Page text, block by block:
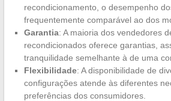
recondicionamento, o desempenho
frequentemente comparável ao dos
Garantia: A maioria dos vendedores
recondicionados oferece garantias,
tranquilidade semelhante à de uma
Flexibilidade: A disponibilidade de
configurações atende às diferentes
preferências dos consumidores.